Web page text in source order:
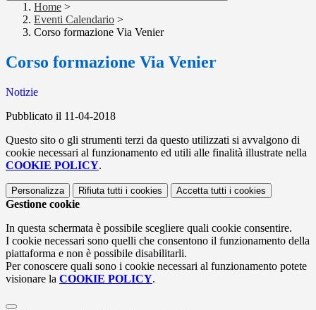
Home >
Eventi Calendario >
Corso formazione Via Venier
Corso formazione Via Venier
Notizie
Pubblicato il 11-04-2018
Questo sito o gli strumenti terzi da questo utilizzati si avvalgono di
cookie necessari al funzionamento ed utili alle finalità illustrate nella
COOKIE POLICY.
Personalizza Rifiuta tutti i cookies Accetta tutti i cookies
Gestione cookie
In questa schermata è possibile scegliere quali cookie consentire.
I cookie necessari sono quelli che consentono il funzionamento della
piattaforma e non è possibile disabilitarli.
Per conoscere quali sono i cookie necessari al funzionamento potete
visionare la COOKIE POLICY.